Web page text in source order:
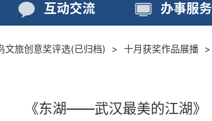
互动交流 办事服务
文旅创意奖评选(已归档) > 十月获奖作品展播 >
《东湖——武汉最美的江湖》